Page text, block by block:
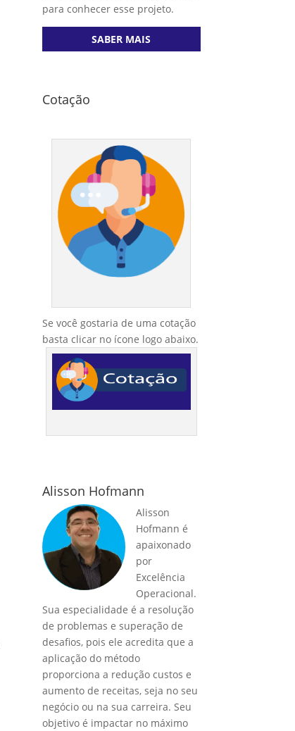
para conhecer esse projeto.
SABER MAIS
Cotação
Se você gostaria de uma cotação
basta clicar no ícone logo abaixo.
Alisson Hofmann
Alisson
Hofmann é
apaixonado
por
Excelência
Operacional.
Sua especialidade é a resolução
de problemas e superação de
desafios, pois ele acredita que a
aplicação do método
proporciona a redução custos e
aumento de receitas, seja no seu
negócio ou na sua carreira. Seu
objetivo é impactar no máximo